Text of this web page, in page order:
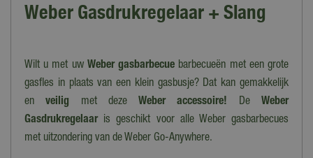
Weber Gasdrukregelaar + Slang
Wilt u met uw Weber gasbarbecue barbecueën met een grote
gasfles in plaats van een klein gasbusje? Dat kan gemakkelijk
enveilig met dezeWeber accessoire! DeWeber
Gasdrukregelaar is geschikt voor alle Weber gasbarbecues
met uitzondering van de Weber Go-Anywhere.